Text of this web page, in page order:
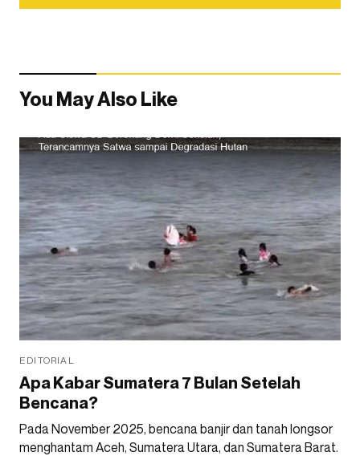
You May Also Like
EDITORIAL
Apa Kabar Sumatera 7 Bulan Setelah
Bencana?
Pada November 2025, bencana banjir dan tanah longsor
menghantam Aceh, Sumatera Utara, dan Sumatera Barat.